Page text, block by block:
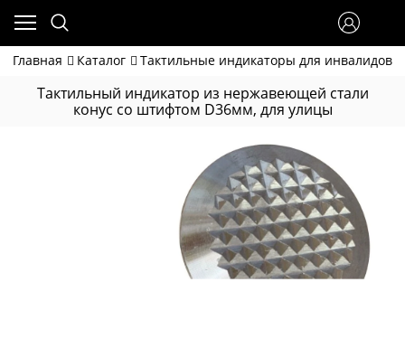
Главная Каталог Тактильные индикаторы для инвалидов
Тактильный индикатор из нержавеющей стали
конус со штифтом D36мм, для улицы